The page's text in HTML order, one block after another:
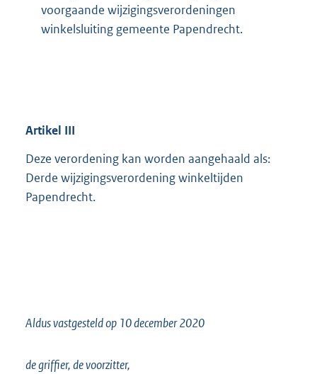
voorgaande wijzigingsverordeningen
winkelsluiting gemeente Papendrecht.
Artikel III
Deze verordening kan worden aangehaald als:
Derde wijzigingsverordening winkeltijden
Papendrecht.
Aldus vastgesteld op 10 december 2020
de griffier, de voorzitter,